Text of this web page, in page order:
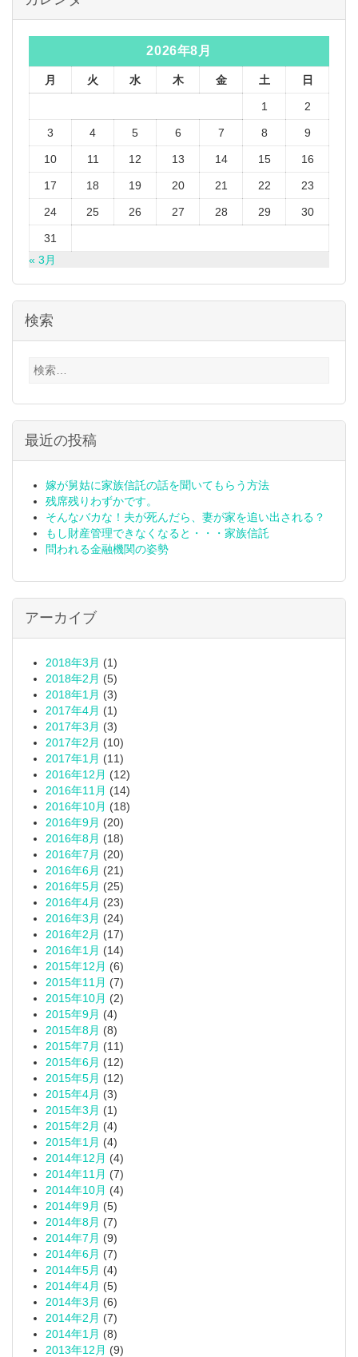
2026年8月
月 火 水 木 金 土 日
1 2
3 4 5 6 7 8 9
10 11 12 13 14 15 16
17 18 19 20 21 22 23
24 25 26 27 28 29 30
31
« 3月
検索
検
最近の投稿
嫁が舅姑に家族信託の話を聞いてもらう方法
残席残りわずかです。
そんなバカな！夫が死んだら、妻が家を追い出される？
もし財産管理できなくなると・・・家族信託
問われる金融機関の姿勢
アーカイブ
2018年3月 (1)
2018年2月 (5)
2018年1月 (3)
2017年4月 (1)
2017年3月 (3)
2017年2月 (10)
2017年1月 (11)
2016年12月 (12)
2016年11月 (14)
2016年10月 (18)
2016年9月 (20)
2016年8月 (18)
2016年7月 (20)
2016年6月 (21)
2016年5月 (25)
2016年4月 (23)
2016年3月 (24)
2016年2月 (17)
2016年1月 (14)
2015年12月 (6)
2015年11月 (7)
2015年10月 (2)
2015年9月 (4)
2015年8月 (8)
2015年7月 (11)
2015年6月 (12)
2015年5月 (12)
2015年4月 (3)
2015年3月 (1)
2015年2月 (4)
2015年1月 (4)
2014年12月 (4)
2014年11月 (7)
2014年10月 (4)
2014年9月 (5)
2014年8月 (7)
2014年7月 (9)
2014年6月 (7)
2014年5月 (4)
2014年4月 (5)
2014年3月 (6)
2014年2月 (7)
2014年1月 (8)
2013年12月 (9)